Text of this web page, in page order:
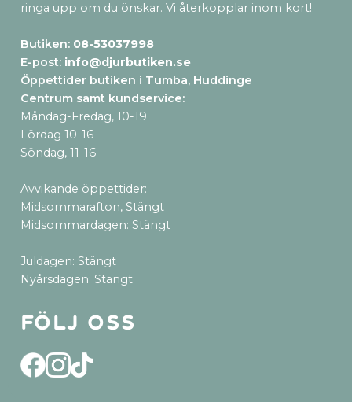
ringa upp om du önskar. Vi återkopplar inom kort!
Butiken: 08-53037998
E-post: info@djurbutiken.se
Öppettider butiken i Tumba, Huddinge
Centrum samt kundservice:
Måndag-Fredag, 10-19
Lördag 10-16
Söndag, 11-16
Avvikande öppettider:
Midsommarafton, Stängt
Midsommardagen: Stängt
Juldagen: Stängt
Nyårsdagen: Stängt
Följ oss